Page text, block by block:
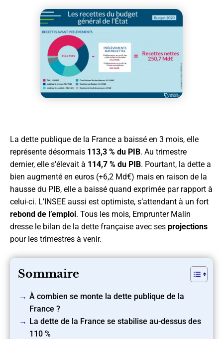
La dette publique de la France a baissé en 3 mois, elle
représente désormais 113,3 % du PIB. Au trimestre
dernier, elle s’élevait à 114,7 % du PIB. Pourtant, la dette a
bien augmenté en euros (+6,2 Md€) mais en raison de la
hausse du PIB, elle a baissé quand exprimée par rapport à
celui-ci. L’INSEE aussi est optimiste, s’attendant à un fort
rebond de l’emploi. Tous les mois, Emprunter Malin
dresse le bilan de la dette française avec ses projections
pour les trimestres à venir.
Sommaire
À combien se monte la dette publique de la
France ?
La dette de la France se stabilise au-dessus des
110 %